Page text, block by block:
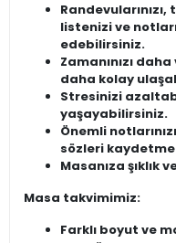
listenizi ve
edebilirsiniz.
Zamanınızı
daha kolay
Stresinizi
yaşayabilirsiniz.
Önemli
sözleri
Masanıza şıklık
Masa takvimimiz:
Farklı boyut ve